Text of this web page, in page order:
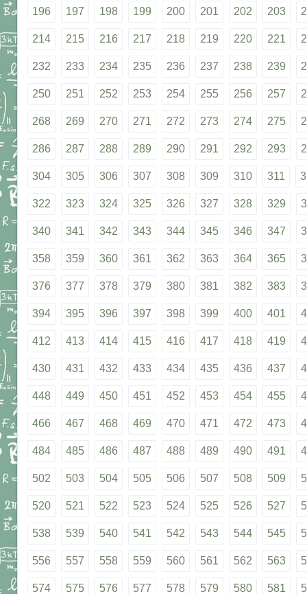
196 197 198 199 200 201 202 203
214 215 216 217 218 219 220 221
232 233 234 235 236 237 238 239
250 251 252 253 254 255 256 257
268 269 270 271 272 273 274 275
286 287 288 289 290 291 292 293
304 305 306 307 308 309 310 311
322 323 324 325 326 327 328 329
340 341 342 343 344 345 346 347
358 359 360 361 362 363 364 365
376 377 378 379 380 381 382 383
394 395 396 397 398 399 400 401
412 413 414 415 416 417 418 419
430 431 432 433 434 435 436 437
448 449 450 451 452 453 454 455
466 467 468 469 470 471 472 473
484 485 486 487 488 489 490 491
502 503 504 505 506 507 508 509
520 521 522 523 524 525 526 527
538 539 540 541 542 543 544 545
556 557 558 559 560 561 562 563
574 575 576 577 578 579 580 581